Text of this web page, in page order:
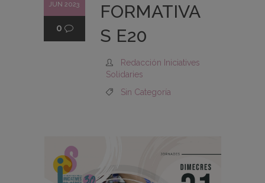
JUN 2023
0
FORMATIVA
S E20
Redacción Iniciatives
Solidaries
Sin Categoría